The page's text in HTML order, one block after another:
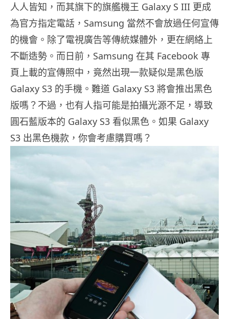
人人皆知，而其旗下的旗艦機王 Galaxy S III 更成
為官方指定電話，Samsung 當然不會放過任何宣傳
的機會。除了電視廣告等傳統媒體外，更在網絡上
不斷造勢。而日前，Samsung 在其 Facebook 專
頁上載的宣傳照中，竟然出現一款疑似是黑色版
Galaxy S3 的手機。難道 Galaxy S3 將會推出黑色
版嗎？不過，也有人指可能是拍攝光源不足，導致
圓石藍版本的 Galaxy S3 看似黑色。如果 Galaxy
S3 出黑色機款，你會考慮購買嗎？